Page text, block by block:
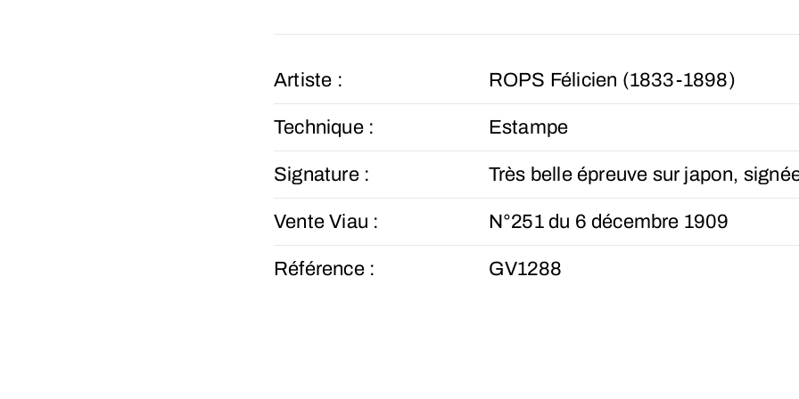
Artiste : ROPS Félicien (1833-1898)
Technique : Estampe
Signature : Très belle épreuve sur japon,
Vente Viau : N°251 du 6 décembre 1909
Référence : GV1288